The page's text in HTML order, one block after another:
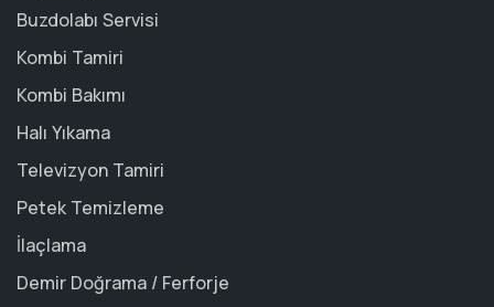
Buzdolabı Servisi
Kombi Tamiri
Kombi Bakımı
Halı Yıkama
Televizyon Tamiri
Petek Temizleme
İlaçlama
Demir Doğrama / Ferforje